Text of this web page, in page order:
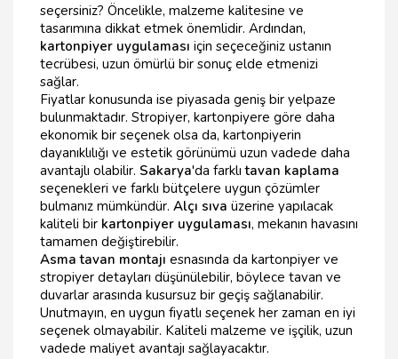
seçersiniz? Öncelikle, malzeme kalitesine ve
tasarımına dikkat etmek önemlidir. Ardından,
kartonpiyer uygulaması için seçeceğiniz ustanın
tecrübesi, uzun ömürlü bir sonuç elde etmenizi
sağlar.
Fiyatlar konusunda ise piyasada geniş bir yelpaze
bulunmaktadır. Stropiyer, kartonpiyere göre daha
ekonomik bir seçenek olsa da, kartonpiyerin
dayanıklılığı ve estetik görünümü uzun vadede daha
avantajlı olabilir. Sakarya'da farklıtavan kaplama
seçenekleri ve farklı bütçelere uygun çözümler
bulmanız mümkündür. Alçı sıva üzerine yapılacak
kaliteli bir kartonpiyer uygulaması, mekanın havasını
tamamen değiştirebilir.
Asma tavan montajı esnasında da kartonpiyer ve
stropiyer detayları düşünülebilir, böylece tavan ve
duvarlar arasında kusursuz bir geçiş sağlanabilir.
Unutmayın, en uygun fiyatlı seçenek her zaman en iyi
seçenek olmayabilir. Kaliteli malzeme ve işçilik, uzun
vadede maliyet avantajı sağlayacaktır.